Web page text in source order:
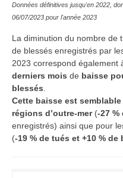
Données définitives jusqu'en 2022,
06/07/2023 pour l'année 2023
La diminution du nombre de
de blessés enregistrés par
2023 correspond également
derniers mois de baisse
blessés.
Cette baisse est semblable
régions d’outre-mer(-27 %
enregistrés) ainsi que pour
(-19 % de tués et +10 % de